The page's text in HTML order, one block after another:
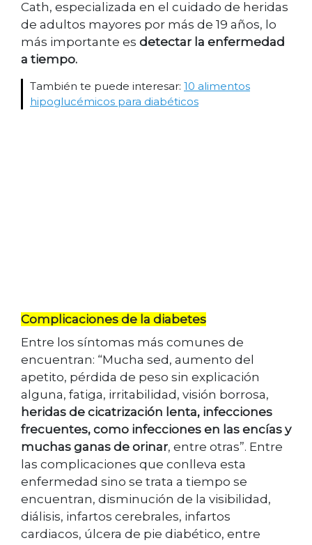
Cath, especializada en el cuidado de heridas
de adultos mayores por más de 19 años, lo
más importante es detectar la enfermedad
a tiempo.
También te puede interesar: 10 alimentos
hipoglucémicos para diabéticos
Complicaciones de la diabetes
Entre los síntomas más comunes de
encuentran: “Mucha sed, aumento del
apetito, pérdida de peso sin explicación
alguna, fatiga, irritabilidad, visión borrosa,
heridas de cicatrización lenta, infecciones
frecuentes, como infecciones en las encías y
muchas ganas de orinar, entre otras”. Entre
las complicaciones que conlleva esta
enfermedad sino se trata a tiempo se
encuentran, disminución de la visibilidad,
diálisis, infartos cerebrales, infartos
cardiacos, úlcera de pie diabético, entre